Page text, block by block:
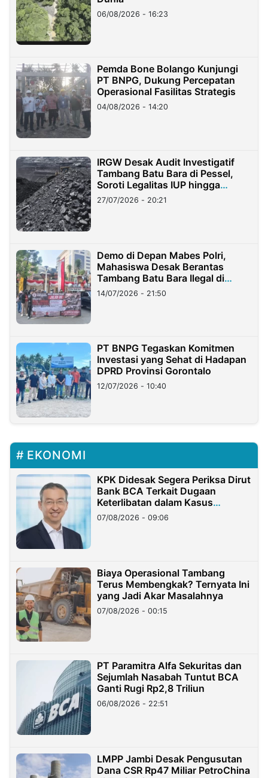
06/08/2026 - 16:23
Pemda Bone Bolango Kunjungi
PT BNPG, Dukung Percepatan
Operasional Fasilitas Strategis
04/08/2026 - 14:20
IRGW Desak Audit Investigatif
Tambang Batu Bara di Pessel,
Soroti Legalitas IUP hingga
Stockpile
27/07/2026 - 20:21
Demo di Depan Mabes Polri,
Mahasiswa Desak Berantas
Tambang Batu Bara Ilegal di
Lampung
14/07/2026 - 21:50
PT BNPG Tegaskan Komitmen
Investasi yang Sehat di Hadapan
DPRD Provinsi Gorontalo
12/07/2026 - 10:40
EKONOMI
KPK Didesak Segera Periksa Dirut
Bank BCA Terkait Dugaan
Keterlibatan dalam Kasus
Hilangnya Dana Nasabah Rp2,58
Miliar
07/08/2026 - 09:06
Biaya Operasional Tambang
Terus Membengkak? Ternyata Ini
yang Jadi Akar Masalahnya
07/08/2026 - 00:15
PT Paramitra Alfa Sekuritas dan
Sejumlah Nasabah Tuntut BCA
Ganti Rugi Rp2,8 Triliun
06/08/2026 - 22:51
LMPP Jambi Desak Pengusutan
Dana CSR Rp47 Miliar PetroChina